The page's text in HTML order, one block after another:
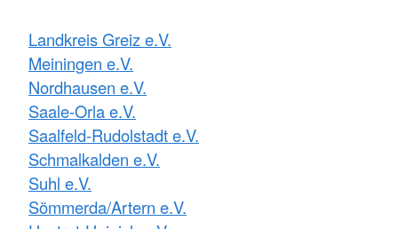
Landkreis Greiz e.V.
Meiningen e.V.
Nordhausen e.V.
Saale-Orla e.V.
Saalfeld-Rudolstadt e.V.
Schmalkalden e.V.
Suhl e.V.
Sömmerda/Artern e.V.